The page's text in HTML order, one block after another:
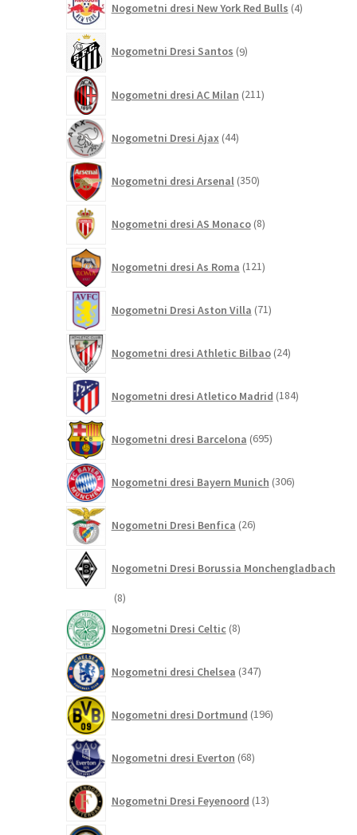
Nogometni dresi New York Red Bulls 4izdelki
Nogometni Dresi Santos 9izdelkov
Nogometni dresi AC Milan 211izdelkov
Nogometni Dresi Ajax 44izdelkov
Nogometni dresi Arsenal 350izdelkov
Nogometni dresi AS Monaco 8izdelkov
Nogometni dresi As Roma 121izdelkov
Nogometni Dresi Aston Villa 71izdelkov
Nogometni dresi Athletic Bilbao 24izdelkov
Nogometni dresi Atletico Madrid 184izdelkov
Nogometni dresi Barcelona 695izdelkov
Nogometni dresi Bayern Munich 306izdelkov
Nogometni Dresi Benfica 26izdelkov
Nogometni Dresi Borussia Monchengladbach
88
Nogometni Dresi Celtic 8izdelkov
Nogometni dresi Chelsea 347izdelkov
Nogometni dresi Dortmund 196izdelkov
Nogometni dresi Everton 68izdelkov
Nogometni Dresi Feyenoord 13izdelkov